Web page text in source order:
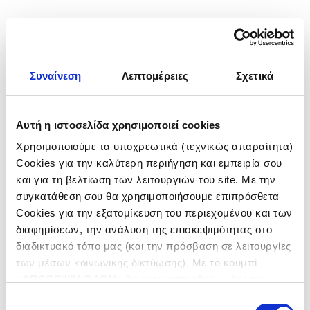
Συναίνεση Λεπτομέρειες Σχετικά
Αυτή η ιστοσελίδα χρησιμοποιεί cookies
Χρησιμοποιούμε τα υποχρεωτικά (τεχνικώς απαραίτητα)
Cookies για την καλύτερη περιήγηση και εμπειρία σου
και για τη βελτίωση των λειτουργιών του site. Με την
συγκατάθεση σου θα χρησιμοποιήσουμε επιπρόσθετα
Cookies για την εξατομίκευση του περιεχομένου και των
διαφημίσεων, την ανάλυση της επισκεψιμότητας στο
διαδικτυακό τόπο μας (και την πρόσβαση σε λειτουργίες
των μέσων κοινωνικής δικτύωσης). Με το κουμπί
ΠΕΡΙΣΣΟΤΕΡΑ
Real Estate
ΧΩΡΑ
ΕΛΛΑΔΑ
ΒΟΥΛΓΑΡΙΑ
ΚΑΤΗΓΟΡΙΑ